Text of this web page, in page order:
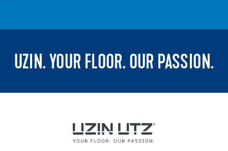
UZIN. YOUR FLOOR. OUR PASSION.